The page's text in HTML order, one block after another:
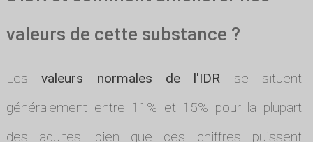
valeurs de cette substance ?
Lesvaleurs normales de l'IDR se situent
généralement entre 11% et 15% pour la plupart
des adultes, bien que ces chiffres puissent